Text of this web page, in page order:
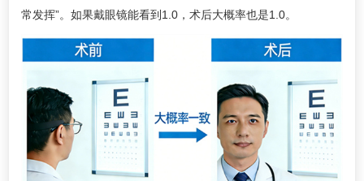
常发挥”。如果戴眼镜能看到1.0，术后大概率也是1.0。